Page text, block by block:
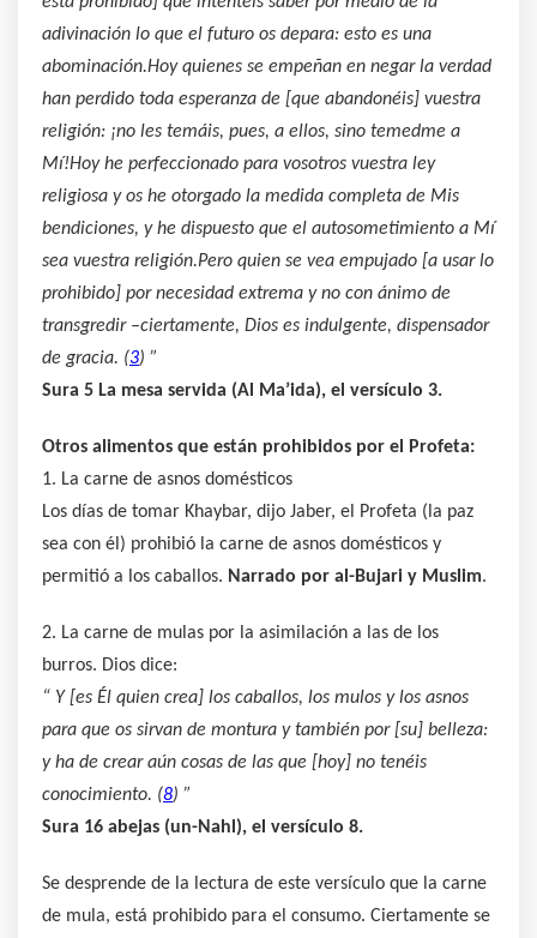
adivinación lo que el futuro os depara: esto es una
abominación.Hoy quienes se empeñan en negar la verdad
han perdido toda esperanza de [que abandonéis] vuestra
religión: ¡no les temáis, pues, a ellos, sino temedme a
Mí!Hoy he perfeccionado para vosotros vuestra ley
religiosa y os he otorgado la medida completa de Mis
bendiciones, y he dispuesto que el autosometimiento a Mí
sea vuestra religión.Pero quien se vea empujado [a usar lo
prohibido] por necesidad extrema y no con ánimo de
transgredir –ciertamente, Dios es indulgente, dispensador
de gracia. (3) ”
Sura 5 La mesa servida (Al Ma’ida), el versículo 3.
Otros alimentos que están prohibidos por el Profeta:
1. La carne de asnos domésticos
Los días de tomar Khaybar, dijo Jaber, el Profeta (la paz
sea con él) prohibió la carne de asnos domésticos y
permitió a los caballos. Narrado por al-Bujari y Muslim.
2. La carne de mulas por la asimilación a las de los
burros. Dios dice:
“ Y [es Él quien crea] los caballos, los mulos y los asnos
para que os sirvan de montura y también por [su] belleza:
y ha de crear aún cosas de las que [hoy] no tenéis
conocimiento. (8) ”
Sura 16 abejas (un-Nahl), el versículo 8.
Se desprende de la lectura de este versículo que la carne
de mula, está prohibido para el consumo. Ciertamente se